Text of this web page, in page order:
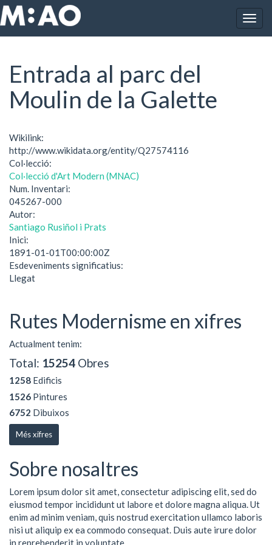
Vés al contingut
Inici Entrada al parc del Moulin de la Galette
Entrada al parc del
Moulin de la Galette
Wikilink:
http://www.wikidata.org/entity/Q27574116
Col·lecció:
Col·lecció d'Art Modern (MNAC)
Num. Inventari:
045267-000
Autor:
Santiago Rusiñol i Prats
Inici:
1891-01-01T00:00:00Z
Esdeveniments significatius:
Llegat
Rutes Modernisme en xifres
Actualment tenim:
Total: 15254 Obres
1258 Edificis
1526 Pintures
6752 Dibuixos
Més xifres
Sobre nosaltres
Lorem ipsum dolor sit amet, consectetur adipiscing elit, sed do
eiusmod tempor incididunt ut labore et dolore magna aliqua. Ut
enim ad minim veniam, quis nostrud exercitation ullamco laboris
nisi ut aliquip ex ea commodo consequat. Duis aute irure dolor
in reprehenderit in voluptate ...